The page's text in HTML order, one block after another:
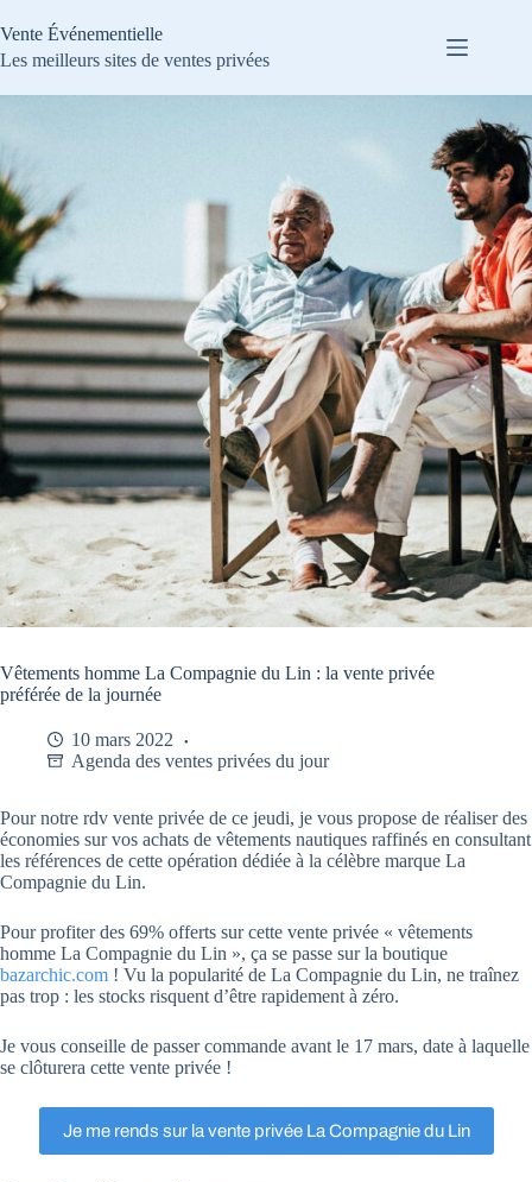
au
contenu
Vente Événementielle
Les meilleurs sites de ventes privées
Vêtements homme La Compagnie du Lin : la vente privée
préférée de la journée
10 mars 2022
Agenda des ventes privées du jour
Pour notre rdv vente privée de ce jeudi, je vous propose de réaliser des
économies sur vos achats de vêtements nautiques raffinés en consultant
les références de cette opération dédiée à la célèbre marque La
Compagnie du Lin.
Pour profiter des 69% offerts sur cette vente privée « vêtements
homme La Compagnie du Lin », ça se passe sur la boutique
bazarchic.com ! Vu la popularité de La Compagnie du Lin, ne traînez
pas trop : les stocks risquent d’être rapidement à zéro.
Je vous conseille de passer commande avant le 17 mars, date à laquelle
se clôturera cette vente privée !
Je me rends sur la vente privée La Compagnie du Lin